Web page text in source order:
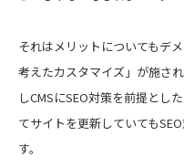
それはメリットについてもデ
考えたカスタマイズ」が施さ
しCMSにSEO対策を前提とし
てサイトを更新していても
す。